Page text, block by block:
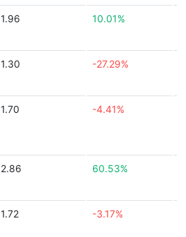
1.96 10.01%
1.30 -27.29%
1.70 -4.41%
2.86 60.53%
1.72 -3.17%